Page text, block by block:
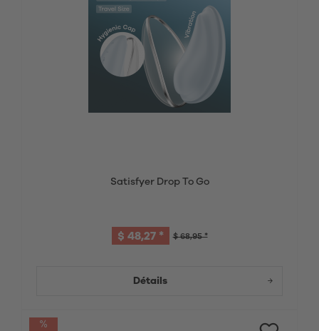
Satisfyer Drop To Go
$ 68,95 *
$ 48,27 *
Détails